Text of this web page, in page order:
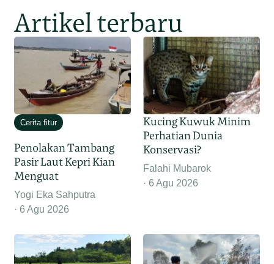
Artikel terbaru
Cerita fitur
Penolakan Tambang
Pasir Laut Kepri Kian
Menguat
Yogi Eka Sahputra
6 Agu 2026
Kucing Kuwuk Minim
Perhatian Dunia
Konservasi?
Falahi Mubarok
6 Agu 2026